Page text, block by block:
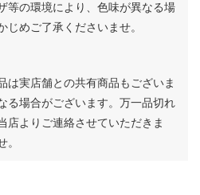
等の環境により、色味が異なる場
めご了承くださいませ。
は実店舗との共有商品もございま
場合がございます。 万一品切れ
店よりご連絡させていただきま
。